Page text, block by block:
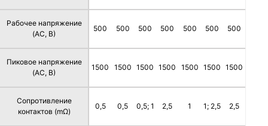
Рабочее напряжение
(AC, В)
Пиковое напряжение
(AC, В)
Сопротивление
контактов (mΩ)
500
1500
0,5
500
1500
0,5
500
1500
0,5; 1
500
1500
2,5
500
1500
1
500
1500
1; 2,5
500
1500
2,5